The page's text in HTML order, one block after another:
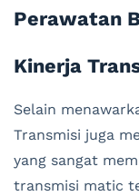
Perawatan
Kinerja
Selain
Transmisi juga
yang sangat
transmisi matic